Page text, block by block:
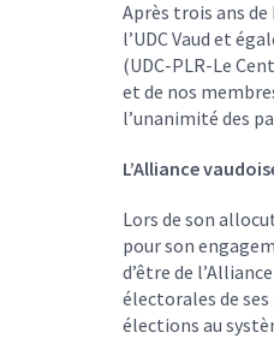
Après trois ans
l’UDC Vaud et
(UDC-PLR-Le
et de nos
l’unanimité des
L’Alliance
Lors de son
pour son
d’être de
électorales de
élections au